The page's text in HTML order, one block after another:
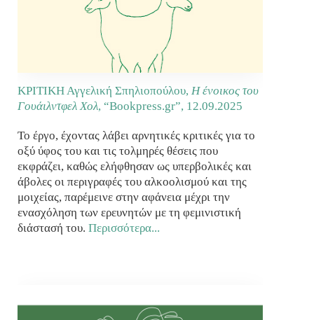
ΚΡΙΤΙΚΗ Αγγελική Σπηλιοπούλου, Η ένοικος του
Γουάιλντφελ Χολ, “Bookpress.gr”, 12.09.2025
Το έργο, έχοντας λάβει αρνητικές κριτικές για το
οξύ ύφος του και τις τολμηρές θέσεις που
εκφράζει, καθώς ελήφθησαν ως υπερβολικές και
άβολες οι περιγραφές του αλκοολισμού και της
μοιχείας, παρέμεινε στην αφάνεια μέχρι την
ενασχόληση των ερευνητών με τη φεμινιστική
διάστασή του. Περισσότερα...